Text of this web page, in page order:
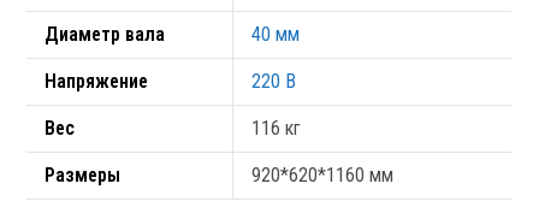
Диаметр вала 40 мм
Напряжение 220 В
Вес 116 кг
Размеры 920*620*1160 мм